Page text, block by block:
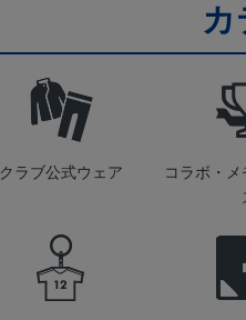
クラブ公式ウェア
コラボ・